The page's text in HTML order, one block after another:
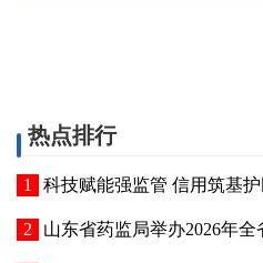
热点排行
科技赋能强监管 信用筑基护民生——山东冠
山东省药监局举办2026年